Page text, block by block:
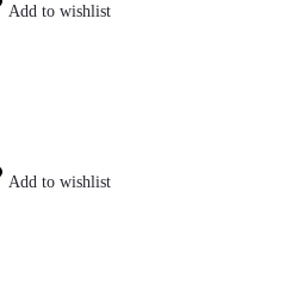
Add to wishlist
Add to wishlist